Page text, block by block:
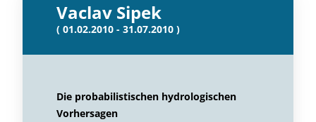
Vaclav Sipek
( 01.02.2010 - 31.07.2010 )
Die probabilistischen hydrologischen
Vorhersagen